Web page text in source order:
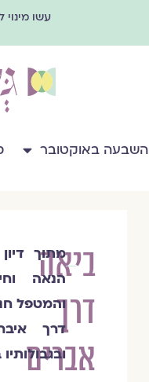
עשו מינוי
השבעה באוקטובר
ביאה
דרך
אברים
חננאל
רוס
מתוך
הנאה
והמטפל
דרך